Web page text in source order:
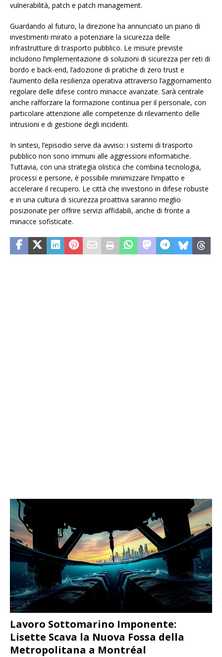
vulnerabilità, patch e patch management.
Guardando al futuro, la direzione ha annunciato un piano di
investimenti mirato a potenziare la sicurezza delle
infrastrutture di trasporto pubblico. Le misure previste
includono l’implementazione di soluzioni di sicurezza per reti di
bordo e back-end, l’adozione di pratiche di zero trust e
l’aumento della resilienza operativa attraverso l’aggiornamento
regolare delle difese contro minacce avanzate. Sarà centrale
anche rafforzare la formazione continua per il personale, con
particolare attenzione alle competenze di rilevamento delle
intrusioni e di gestione degli incidenti.
In sintesi, l’episodio serve da avviso: i sistemi di trasporto
pubblico non sono immuni alle aggressioni informatiche.
Tuttavia, con una strategia olistica che combina tecnologia,
processi e persone, è possibile minimizzare l’impatto e
accelerare il recupero. Le città che investono in difese robuste
e in una cultura di sicurezza proattiva saranno meglio
posizionate per offrire servizi affidabili, anche di fronte a
minacce sofisticate.
Lavoro Sottomarino Imponente:
Lisette Scava la Nuova Fossa della
Metropolitana a Montréal